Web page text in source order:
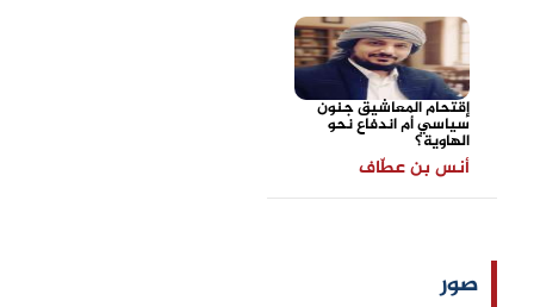
إقتحام المعاشيق جنون
سياسي أم اندفاع نحو
الهاوية؟
أنس بن عطّاف
صور